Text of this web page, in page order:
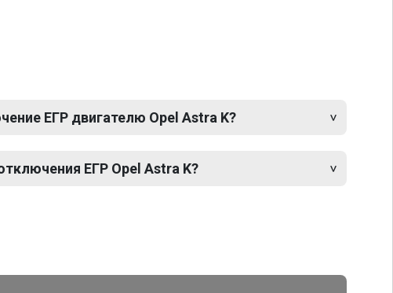
ЕГР двигателю Opel Astra K?
ЕГР Opel Astra K?